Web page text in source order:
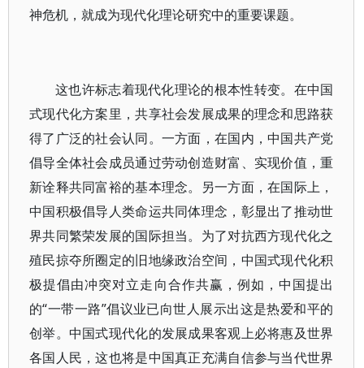
神危机，就成为现代化理论研究中的重要课题。
这也许标志着现代化理论的根本性转变。在中国
式现代化方案里，共享社会发展成果的理念和思路获
得了广泛的社会认同。一方面，在国内，中国共产党
倡导全体社会成员通过劳动创造财富、实现价值，重
新诠释共同富裕的基本理念。另一方面，在国际上，
中国积极倡导人类命运共同体理念，彰显出了推动世
界共同繁荣发展的国际担当。为了对抗西方现代化之
殖民掠夺所圈定的旧地缘政治空间，中国式现代化积
极提倡由冲突对立走向合作共赢，例如，中国提出
的“一带一路”倡议业已向世人展示出这是热爱和平的
创举。中国式现代化的发展成果客观上必将惠及世界
各国人民，这也将是中国真正充满自信参与当代世界